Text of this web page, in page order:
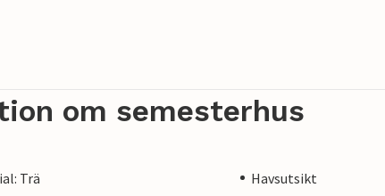
om semesterhus
Trä
Havsutsikt